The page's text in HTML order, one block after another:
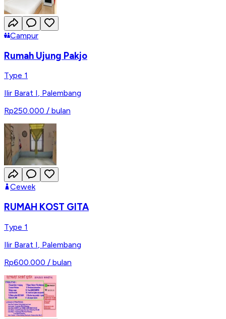
Campur
Rumah Ujung Pakjo
Type 1
Ilir Barat I, Palembang
Rp250.000 / bulan
Cewek
RUMAH KOST GITA
Type 1
Ilir Barat I, Palembang
Rp600.000 / bulan